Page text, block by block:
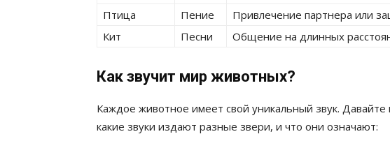
Птица
Пение
Привлечение партнера или
Кит
Песни Общение на длинных
Как звучит мир животных?
Каждое животное имеет свой уникальный звук.
какие звуки издают разные звери, и что они означают: